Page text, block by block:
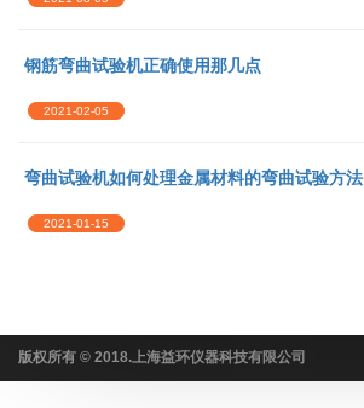
钢筋弯曲试验机正确使用那几点
2021-02-05
弯曲试验机如何处理金属材料的弯曲试验方法
2021-01-15
版权所有 © 2018.上海益环仪器科技有限公司